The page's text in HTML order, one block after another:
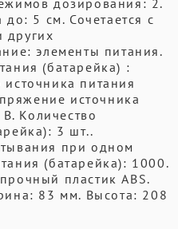
дозирования: 2.
до: 5 см. Сочетается с
других
элементы питания.
(батарейка) :
питания
источника
Количество
3 шт..
при одном
(батарейка): 1000.
пластик ABS.
83 мм. Высота: 208